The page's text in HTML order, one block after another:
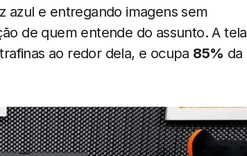
azul e entregando imagens sem
de quem entende do assunto. A tela
ao redor dela, e ocupa 85% da